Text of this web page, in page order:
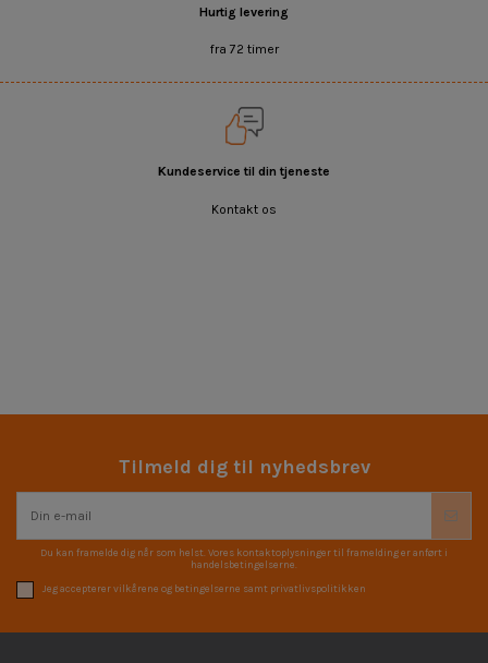
Hurtig levering
fra 72 timer
Kundeservice til din tjeneste
Kontakt os
Tilmeld dig til nyhedsbrev
Du kan framelde dig når som helst. Vores kontaktoplysninger til framelding er anført i
handelsbetingelserne.
Jeg accepterer vilkårene og betingelserne samt privatlivspolitikken